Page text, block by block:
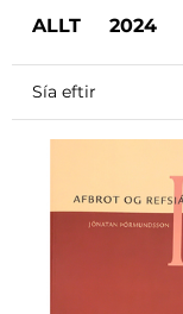
ALLT 2024
Sía eftir